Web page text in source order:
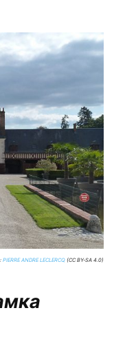
PIERRE ANDRE LECLERCQ (CC BY-SA 4.0)